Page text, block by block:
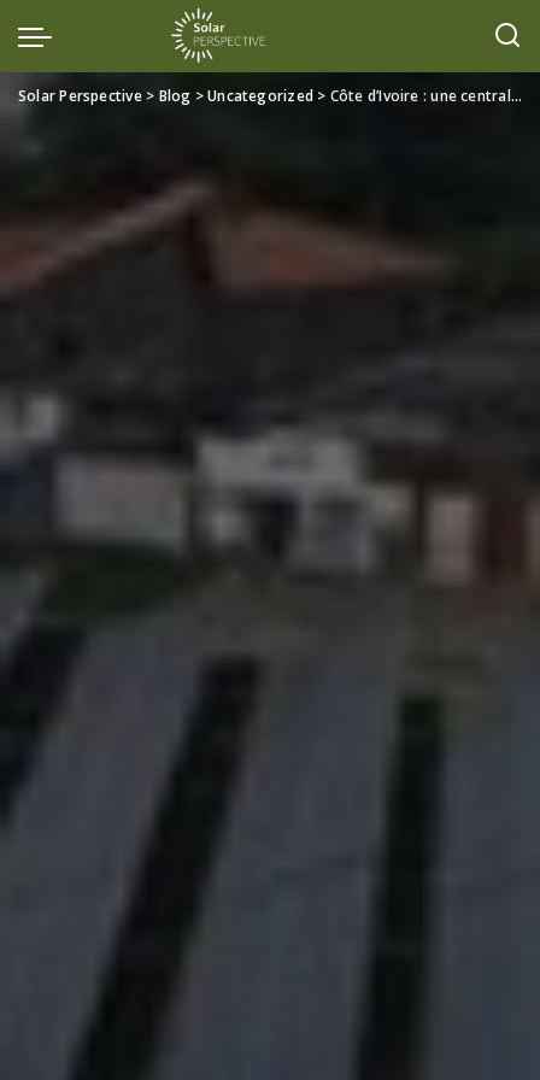
Solar Perspective> Blog >Uncategorized > Côte d’Ivoire : une centrale solaire C&I de 5,2 MWp confirme l’essor du solaire industriel en Afrique de l’Ouest